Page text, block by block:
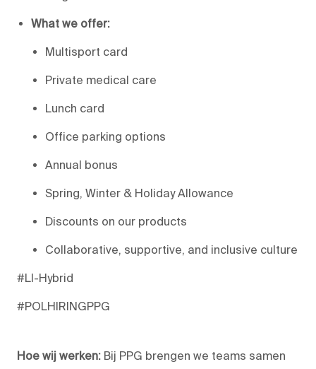
What we offer:
Multisport card
Private medical care
Lunch card
Office parking options
Annual bonus
Spring, Winter & Holiday Allowance
Discounts on our products
Collaborative, supportive, and inclusive culture
#LI-Hybrid
#POLHIRINGPPG
Hoe wij werken: Bij PPG brengen we teams samen